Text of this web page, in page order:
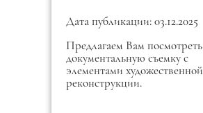
Дата публикации: 03.12.2025
Предлагаем Вам посмотреть
документальную съемку с
элементами художественной
реконструкции.